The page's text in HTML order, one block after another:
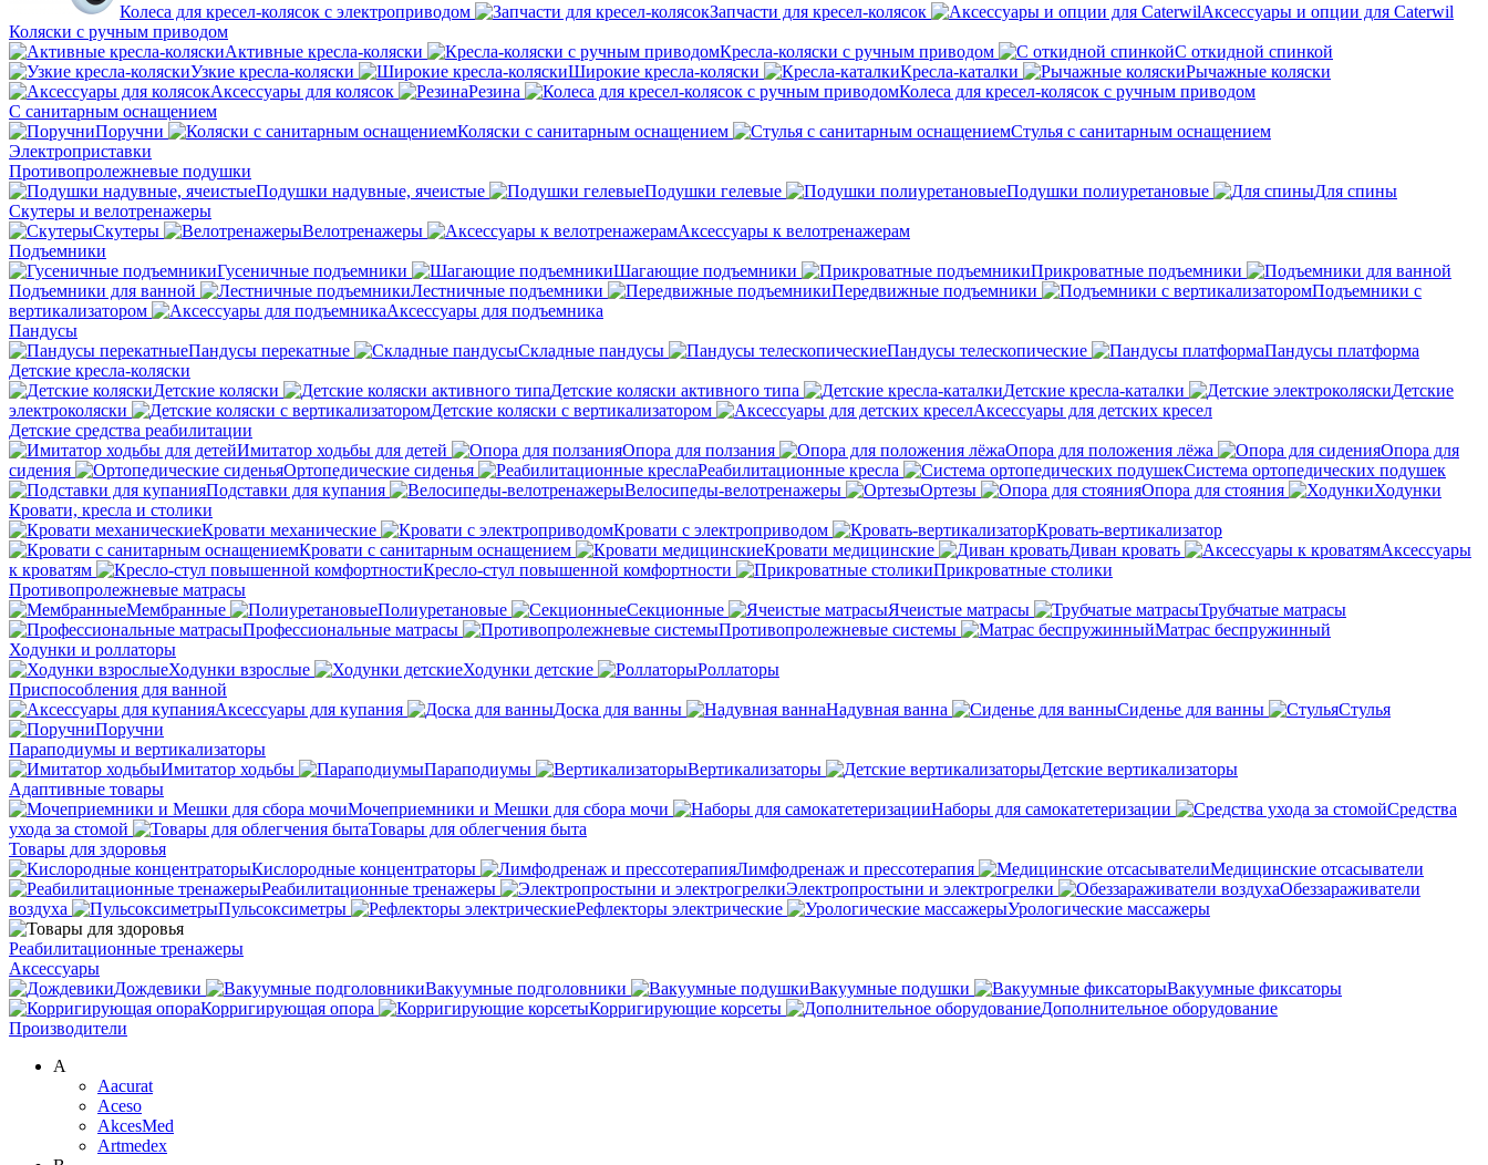
Колеса для кресел-колясок с электроприводом Запчасти для кресел-колясок
Аксессуары и опции для Caterwil
Коляски с ручным приводом
Активные кресла-коляски
Кресла-коляски с ручным приводом
С откидной спинкой
Узкие кресла-коляски
Широкие кресла-коляски Кресла-каталки
Рычажные коляски
Аксессуары для колясок
Резина
Колеса для кресел-колясок с ручным приводом
С санитарным оснащением
Поручни
Коляски с санитарным оснащением
Стулья с санитарным оснащением
Электроприставки
Противопролежневые подушки
Подушки надувные, ячеистые
Подушки гелевые Подушки полиуретановые
Для спины
Скутеры и велотренажеры
Скутеры
Велотренажеры
Аксессуары к велотренажерам
Подъемники
Гусеничные подъемники
Шагающие подъемники
Прикроватные подъемники
Подъемники для ванной
Лестничные подъемники Передвижные подъемники
Подъемники с
вертикализатором
Аксессуары для подъемника
Пандусы
Пандусы перекатные
Складные пандусы Пандусы телескопические
Пандусы платформа
Детские кресла-коляски
Детские коляски
Детские коляски активного типа Детские кресла-каталки
Детские
электроколяски
Детские коляски с вертикализатором
Аксессуары для детских кресел
Детские средства реабилитации
Имитатор ходьбы для детей
Опора для ползания Опора для положения лёжа
Опора для
сидения
Ортопедические сиденья Реабилитационные кресла
Система ортопедических подушек
Подставки для купания
Велосипеды-велотренажеры Ортезы Опора для стояния
Ходунки
Кровати, кресла и столики
Кровати механические
Кровати с электроприводом
Кровать-вертикализатор
Кровати с санитарным оснащением
Кровати медицинские Диван кровать
Аксессуары
к кроватям
Кресло-стул повышенной комфортности
Прикроватные столики
Противопролежневые матрасы
Мембранные
Полиуретановые Секционные Ячеистые матрасы
Трубчатые матрасы
Профессиональные матрасы
Противопролежневые системы
Матрас беспружинный
Ходунки и роллаторы
Ходунки взрослые
Ходунки детские
Роллаторы
Приспособления для ванной
Аксессуары для купания
Доска для ванны Надувная ванна Сиденье для ванны
Стулья
Поручни
Параподиумы и вертикализаторы
Имитатор ходьбы
Параподиумы Вертикализаторы
Детские вертикализаторы
Адаптивные товары
Мочеприемники и Мешки для сбора мочи
Наборы для самокатетеризации
Средства
ухода за стомой
Товары для облегчения быта
Товары для здоровья
Кислородные концентраторы
Лимфодренаж и прессотерапия
Медицинские отсасыватели
Реабилитационные тренажеры
Электропростыни и электрогрелки
Обеззараживатели
воздуха
Пульсоксиметры Рефлекторы электрические Урологические массажеры
Реабилитационные тренажеры
Аксессуары
Дождевики
Вакуумные подголовники Вакуумные подушки
Вакуумные фиксаторы
Корригирующая опора
Корригирующие корсеты
Дополнительное оборудование
Производители
A
Aacurat
Aceso
AkcesMed
Artmedex